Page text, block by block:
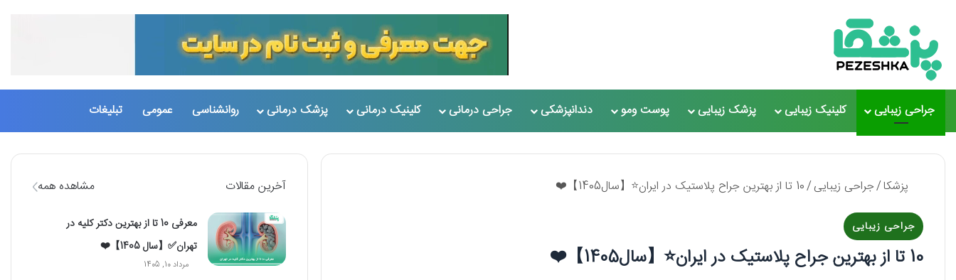
جراحی زیبایی کلینیک زیبایی پزشک زیبایی پوست ومو دندانپزشکی جراحی درمانی کلینیک درمانی پزشک درمانی روانشناسی عمومی تبلیغات
پزشکا/جراحی زیبایی/10 تا از بهترین جراح پلاستیک در ایران⭐【سال1405】❤️
جراحی زیبایی
10 تا از بهترین جراح پلاستیک در ایران⭐【سال1405】❤️
آخرین مقالات مشاهده همه
معرفی 10 تا از بهترین دکتر کلیه در
تهران✅【سال 1405】❤️
مرداد 10, 1405